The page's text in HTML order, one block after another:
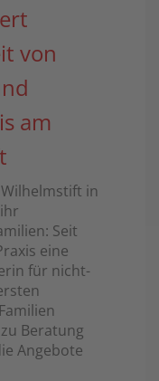
von
am
in
Seit
eine
für nicht-
Beratung
Angebote